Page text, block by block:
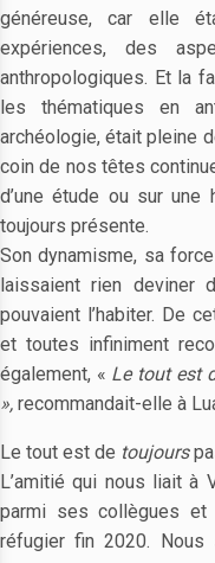
généreuse, car elle
expériences, des
anthropologiques. Et la
les thématiques en
archéologie, était pleine
coin de nos têtes
d’une étude ou sur une
toujours présente.
Son dynamisme, sa
laissaient rien deviner
pouvaient l’habiter. De
et toutes infiniment
également, « Le tout est
», recommandait-elle à
Le tout est de toujours
L’amitié qui nous liait à
parmi ses collègues et
réfugier fin 2020. Nous